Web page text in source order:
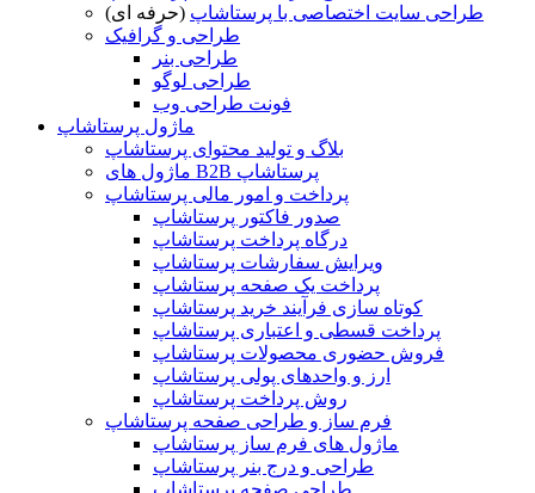
طراحی سایت اختصاصی با پرستاشاپ (حرفه ای)
طراحی و گرافیک
طراحی بنر
طراحی لوگو
فونت طراحی وب
ماژول پرستاشاپ
بلاگ و تولید محتوای پرستاشاپ
ماژول های B2B پرستاشاپ
پرداخت و امور مالی پرستاشاپ
صدور فاکتور پرستاشاپ
درگاه پرداخت پرستاشاپ
ویرایش سفارشات پرستاشاپ
پرداخت یک صفحه پرستاشاپ
کوتاه سازی فرآیند خرید پرستاشاپ
پرداخت قسطی و اعتباری پرستاشاپ
فروش حضوری محصولات پرستاشاپ
ارز و واحدهای پولی پرستاشاپ
روش پرداخت پرستاشاپ
فرم ساز و طراحی صفحه پرستاشاپ
ماژول های فرم ساز پرستاشاپ
طراحی و درج بنر پرستاشاپ
طراحی صفحه پرستاشاپ